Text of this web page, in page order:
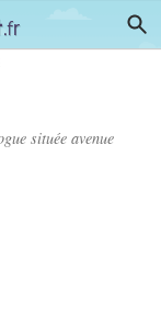
située avenue